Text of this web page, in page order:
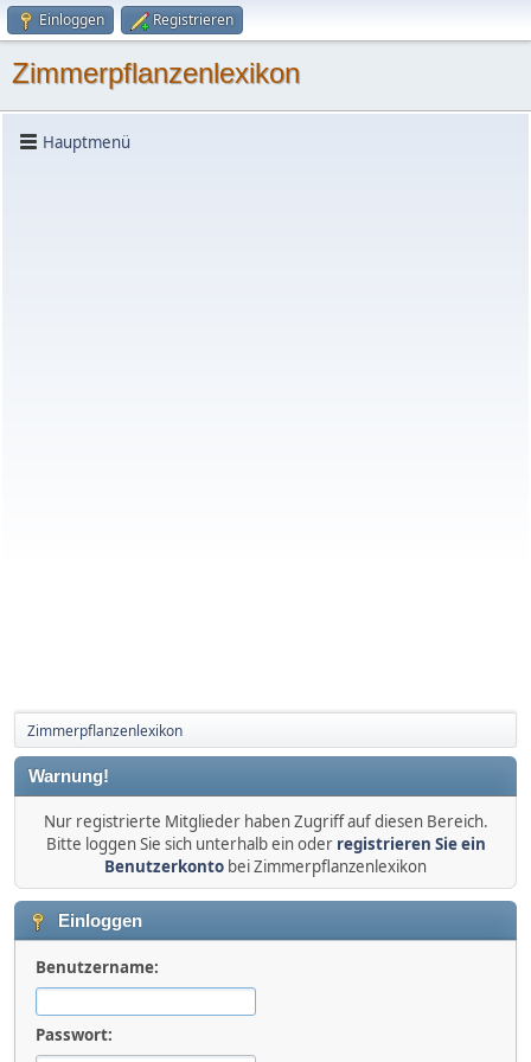
Einloggen Registrieren
Zimmerpflanzenlexikon
Hauptmenü
Zimmerpflanzenlexikon
Warnung!
Nur registrierte Mitglieder haben Zugriff auf diesen Bereich.
Bitte loggen Sie sich unterhalb ein oder registrieren Sie ein
Benutzerkonto bei Zimmerpflanzenlexikon
Einloggen
Benutzername:
Passwort: